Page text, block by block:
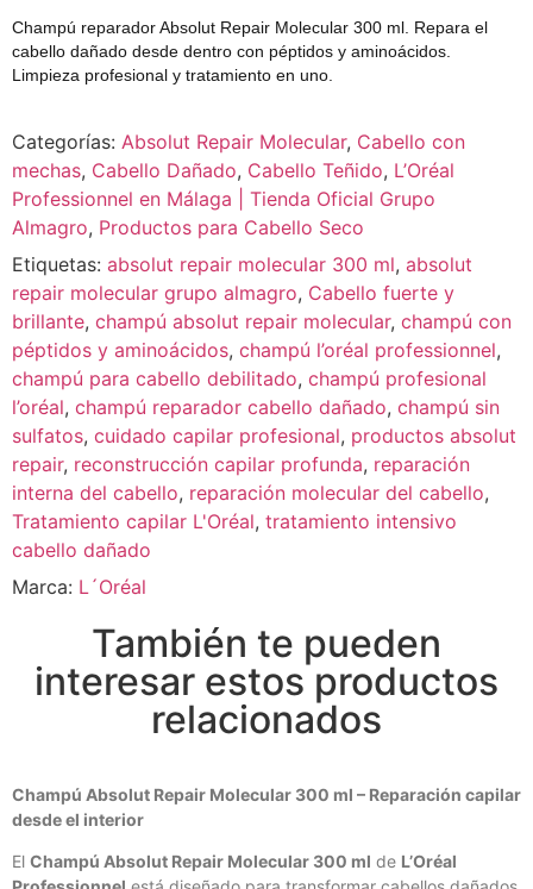
Champú reparador Absolut Repair Molecular 300 ml. Repara el
cabello dañado desde dentro con péptidos y aminoácidos.
Limpieza profesional y tratamiento en uno.
Categorías: Absolut Repair Molecular, Cabello con
mechas, Cabello Dañado, Cabello Teñido, L’Oréal
Professionnel en Málaga | Tienda Oficial Grupo
Almagro, Productos para Cabello Seco
Etiquetas: absolut repair molecular 300 ml, absolut
repair molecular grupo almagro, Cabello fuerte y
brillante, champú absolut repair molecular, champú con
péptidos y aminoácidos, champú l’oréal professionnel,
champú para cabello debilitado, champú profesional
l’oréal, champú reparador cabello dañado, champú sin
sulfatos, cuidado capilar profesional, productos absolut
repair, reconstrucción capilar profunda, reparación
interna del cabello, reparación molecular del cabello,
Tratamiento capilar L'Oréal, tratamiento intensivo
cabello dañado
Marca: L´Oréal
También te pueden
interesar estos productos
relacionados
Champú Absolut Repair Molecular 300 ml – Reparación capilar
desde el interior
El Champú Absolut Repair Molecular 300 ml de L’Oréal